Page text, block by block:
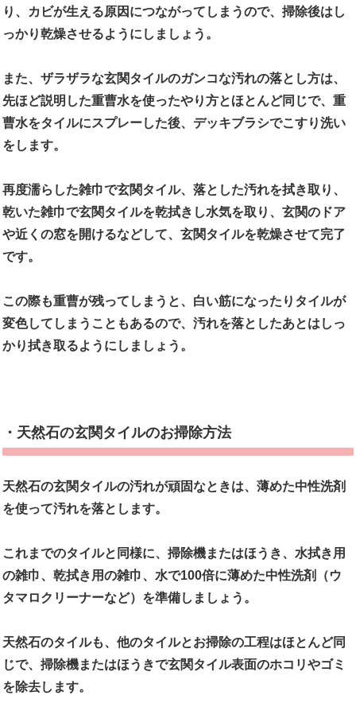
り、カビが生える原因につながってしまうので、掃除後はし
っかり乾燥させるようにしましょう。
また、ザラザラな玄関タイルのガンコな汚れの落とし方は、
先ほど説明した重曹水を使ったやり方とほとんど同じで、重
曹水をタイルにスプレーした後、デッキブラシでこすり洗い
をします。
再度濡らした雑巾で玄関タイル、落とした汚れを拭き取り、
乾いた雑巾で玄関タイルを乾拭きし水気を取り、玄関のドア
や近くの窓を開けるなどして、玄関タイルを乾燥させて完了
です。
この際も重曹が残ってしまうと、白い筋になったりタイルが
変色してしまうこともあるので、汚れを落としたあとはしっ
かり拭き取るようにしましょう。
・天然石の玄関タイルのお掃除方法
天然石の玄関タイルの汚れが頑固なときは、薄めた中性洗剤
を使って汚れを落とします。
これまでのタイルと同様に、掃除機またはほうき、水拭き用
の雑巾、乾拭き用の雑巾、水で100倍に薄めた中性洗剤（ウ
タマロクリーナーなど）を準備しましょう。
天然石のタイルも、他のタイルとお掃除の工程はほとんど同
じで、掃除機またはほうきで玄関タイル表面のホコリやゴミ
を除去します。